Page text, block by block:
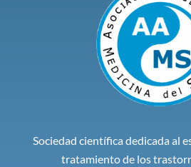
Sociedad científica dedicada al
tratamiento de los